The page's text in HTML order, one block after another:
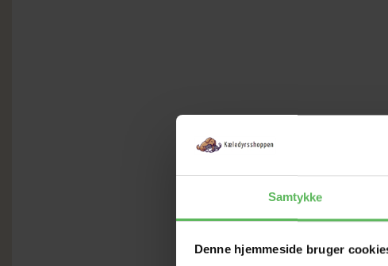
Samtykke
Denne hjemmeside bruger